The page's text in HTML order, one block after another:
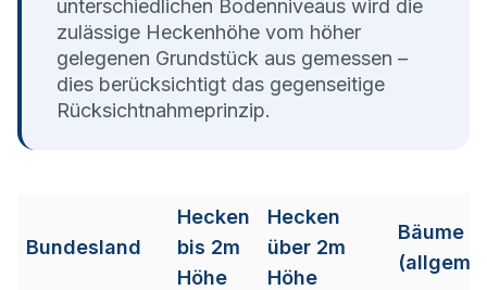
unterschiedlichen Bodenniveaus wird die
zulässige Heckenhöhe vom höher
gelegenen Grundstück aus gemessen –
dies berücksichtigt das gegenseitige
Rücksichtnahmeprinzip.
Bundesland
Hecken
bis 2m
Höhe
Hecken
über 2m
Höhe
Bäume